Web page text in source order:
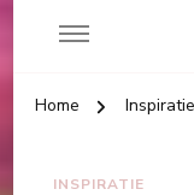
Home Inspiratie
INSPIRATIE